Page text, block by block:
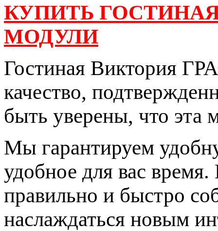
КУПИТЬ
МОДУЛИ
Гостиная Виктория
качество,
быть уверены, что эта
Мы гарантируем
удобное для вас
правильно и быстро
наслаждаться новым